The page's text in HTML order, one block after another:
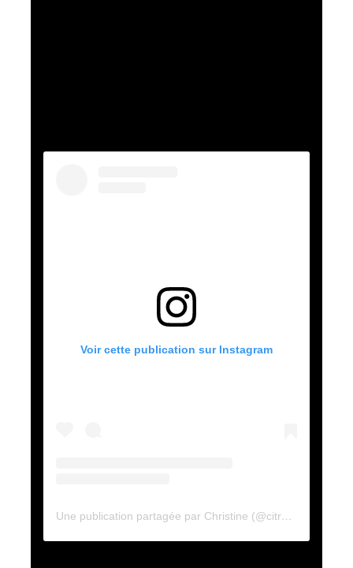
Voir cette publication sur Instagram
Une publication partagée par Christine (@citrouille_et_cannelle)